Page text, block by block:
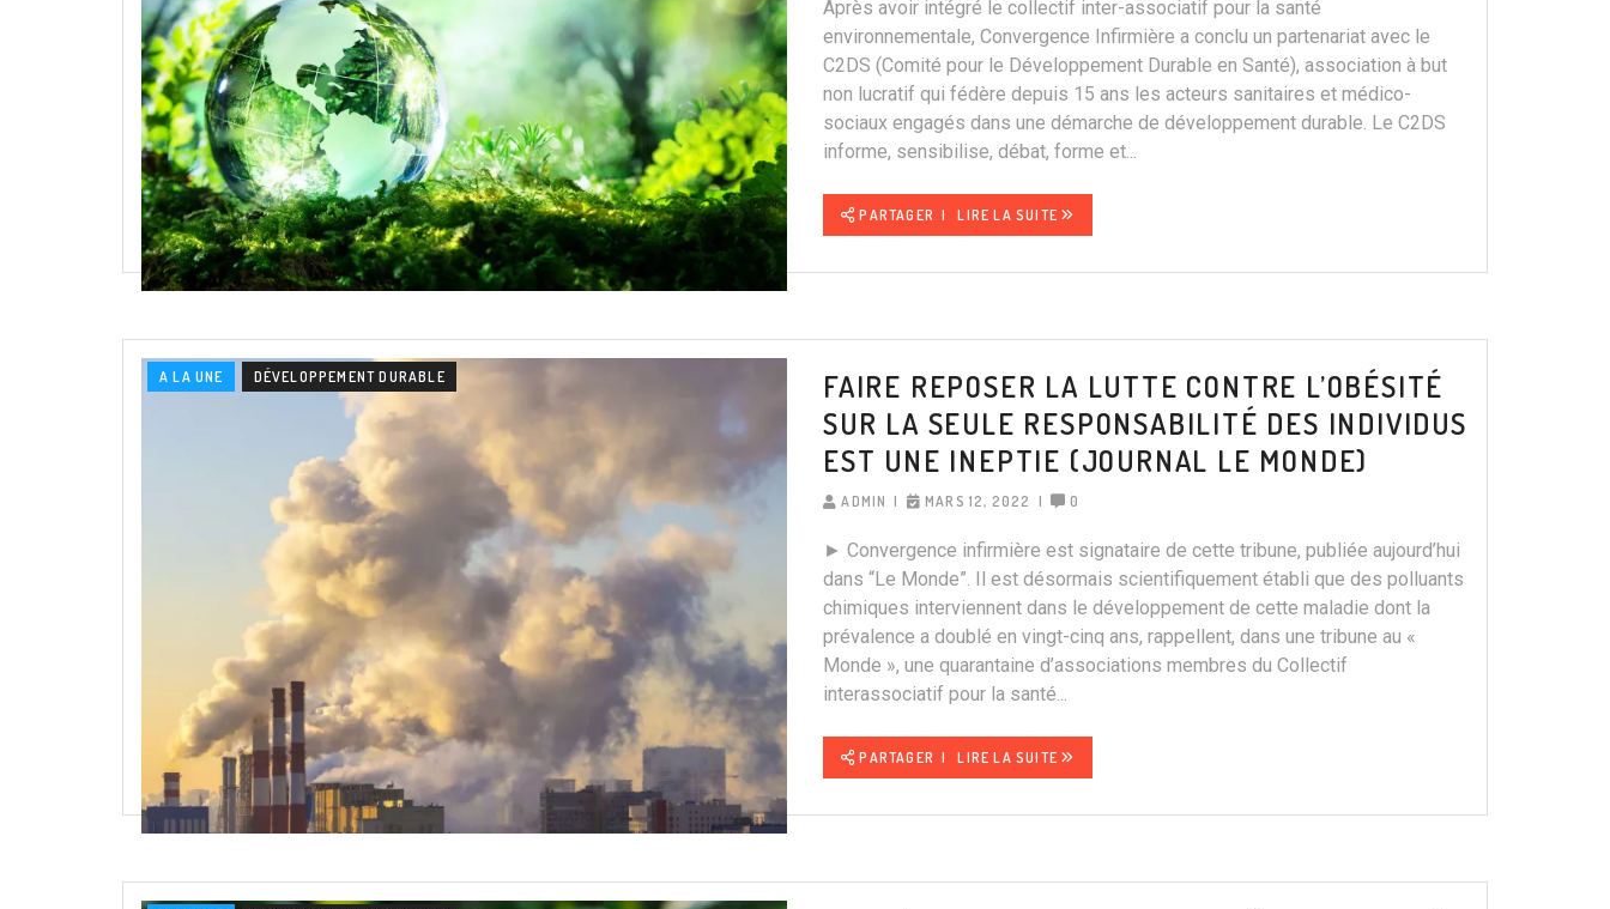
Après avoir intégré le collectif inter-associatif pour la santé
environnementale, Convergence Infirmière a conclu un partenariat avec le
C2DS (Comité pour le Développement Durable en Santé), association à but
non lucratif qui fédère depuis 15 ans les acteurs sanitaires et médico-
sociaux engagés dans une démarche de développement durable. Le C2DS
informe, sensibilise, débat, forme et...
PARTAGER LIRE LA SUITE
A LA UNE DÉVELOPPEMENT DURABLE
FAIRE REPOSER LA LUTTE CONTRE L’OBÉSITÉ
SUR LA SEULE RESPONSABILITÉ DES INDIVIDUS
EST UNE INEPTIE (JOURNAL LE MONDE)
ADMIN MARS 12, 2022 0
► Convergence infirmière est signataire de cette tribune, publiée aujourd’hui
dans “Le Monde”. Il est désormais scientifiquement établi que des polluants
chimiques interviennent dans le développement de cette maladie dont la
prévalence a doublé en vingt-cinq ans, rappellent, dans une tribune au «
Monde », une quarantaine d’associations membres du Collectif
interassociatif pour la santé...
PARTAGER LIRE LA SUITE